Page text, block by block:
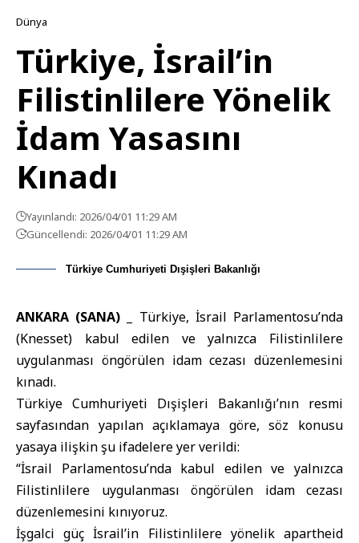
Dünya
Türkiye, İsrail’in
Filistinlilere Yönelik
İdam Yasasını
Kınadı
Yayınlandı: 2026/04/01 11:29 AM
Güncellendi: 2026/04/01 11:29 AM
Türkiye Cumhuriyeti Dışişleri Bakanlığı
ANKARA (SANA) _ Türkiye, İsrail Parlamentosu’nda
(Knesset) kabul edilen ve yalnızca Filistinlilere
uygulanması öngörülen idam cezası düzenlemesini
kınadı.
Türkiye Cumhuriyeti Dışişleri Bakanlığı’nın resmi
sayfasından yapılan açıklamaya göre, söz konusu
yasaya ilişkin şu ifadelere yer verildi:
“İsrail Parlamentosu’nda kabul edilen ve yalnızca
Filistinlilere uygulanması öngörülen idam cezası
düzenlemesini kınıyoruz.
İşgalci güç İsrail’in Filistinlilere yönelik apartheid